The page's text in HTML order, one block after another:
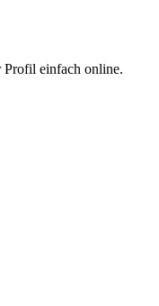
Profil einfach online.